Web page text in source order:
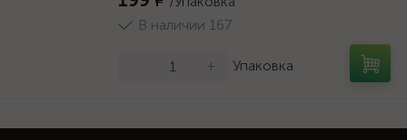
В наличии 167
+ Упаковка